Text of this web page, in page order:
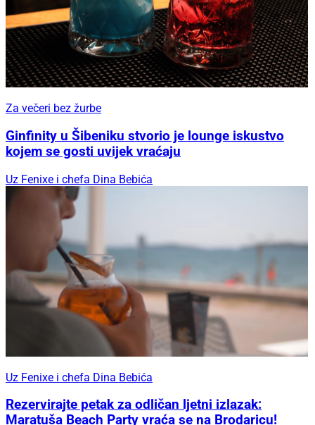
Za večeri bez žurbe
Ginfinity u Šibeniku stvorio je lounge iskustvo
kojem se gosti uvijek vraćaju
Uz Fenixe i chefa Dina Bebića
Uz Fenixe i chefa Dina Bebića
Rezervirajte petak za odličan ljetni izlazak:
Maratuša Beach Party vraća se na Brodaricu!